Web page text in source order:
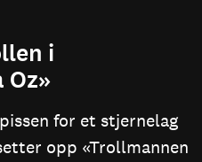
i
Oz»
for et stjernelag
opp «Trollmannen